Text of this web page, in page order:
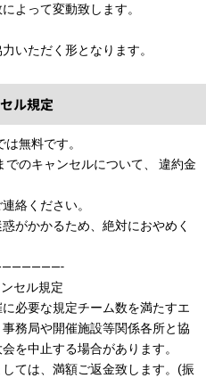
よって変動致します。
いただく形となります。
ル規定
無料です。
のキャンセルについて、 違約金
絡ください。
がかかるため、絶対におやめく
セル規定
必要な規定チーム数を満たすエ
務局や開催施設等関係各所と協
を中止する場合があります。
ては、満額ご返金致します。(振